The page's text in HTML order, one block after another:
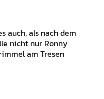
auch, als nach dem
nicht nur Ronny
am Tresen